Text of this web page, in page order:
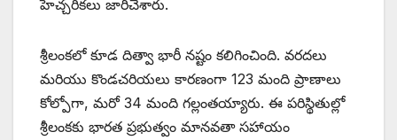
హెచ్చరికలు జారీచేశారు.
శ్రీలంకలో కూడ దిత్వా భారీ నష్టం కలిగించింది. వరదలు
మరియు కొండచరియలు కారణంగా 123 మంది ప్రాణాలు
కోల్పోగా, మరో 34 మంది గల్లంతయ్యారు. ఈ పరిస్థితుల్లో
శ్రీలంకకు భారత ప్రభుత్వం మానవతా సహాయం